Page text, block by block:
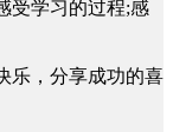
受学习的过程;感
乐，分享成功的喜